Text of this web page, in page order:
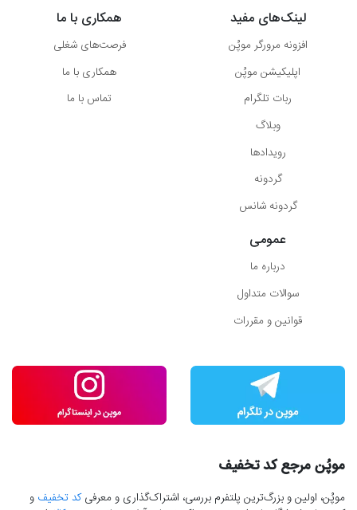
لینک‌های مفید
افزونه مرورگر موپُن
اپلیکیشن موپُن
ربات تلگرام
وبلاگ
رویدادها
گردونه
گردونه شانس
همکاری با ما
فرصت‌های شغلی
همکاری با ما
تماس با ما
عمومی
درباره ما
سوالات متداول
قوانین و مقررات
موپُن مرجع کد تخفیف
موپُن، اولین و بزرگ‌ترین پلتفرم بررسی، اشتراک‌گذاری و معرفیکد تخفیف و